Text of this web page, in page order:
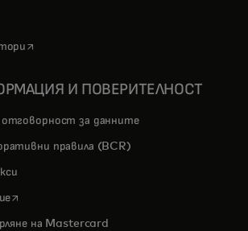
opens in a new tab
И ПОВЕРИТЕЛНОСТ
за данните
правила (BCR)
opens in a new tab
на Mastercard